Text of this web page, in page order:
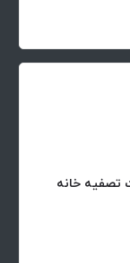
تصفیه خانه